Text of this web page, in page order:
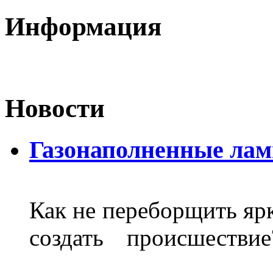
Информация
Новости
Газонаполненные
Как не переборщить
создать